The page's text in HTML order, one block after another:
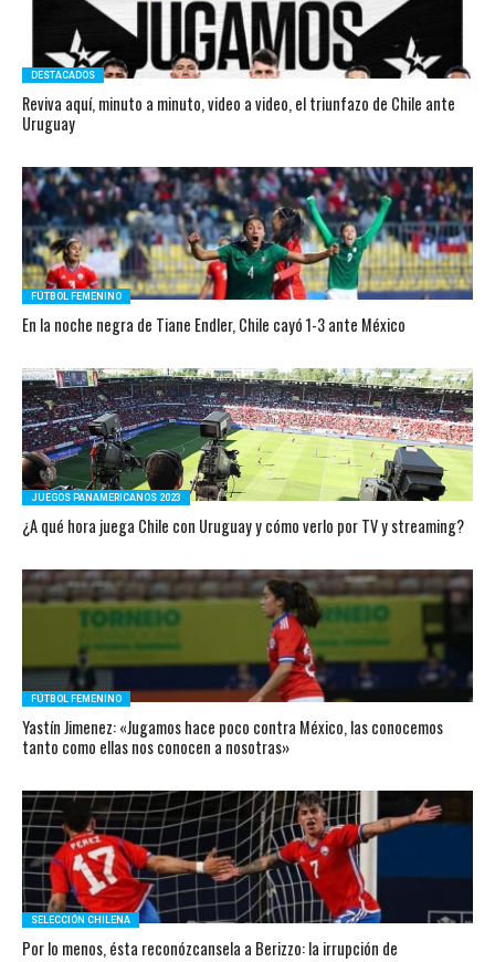
DESTACADOS
Reviva aquí, minuto a minuto, video a video, el triunfazo de Chile ante
Uruguay
FÚTBOL FEMENINO
En la noche negra de Tiane Endler, Chile cayó 1-3 ante México
JUEGOS PANAMERICANOS 2023
¿A qué hora juega Chile con Uruguay y cómo verlo por TV y streaming?
FÚTBOL FEMENINO
Yastín Jimenez: «Jugamos hace poco contra México, las conocemos
tanto como ellas nos conocen a nosotras»
SELECCIÓN CHILENA
Por lo menos, ésta reconózcansela a Berizzo: la irrupción de